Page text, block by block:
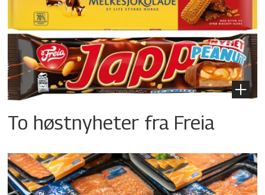
To høstnyheter fra Freia